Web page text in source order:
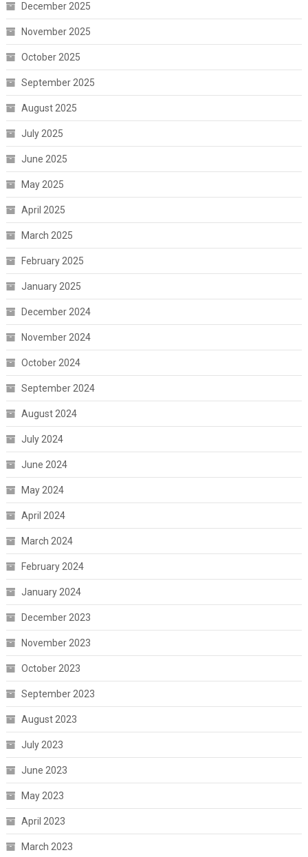
December 2025
November 2025
October 2025
September 2025
August 2025
July 2025
June 2025
May 2025
April 2025
March 2025
February 2025
January 2025
December 2024
November 2024
October 2024
September 2024
August 2024
July 2024
June 2024
May 2024
April 2024
March 2024
February 2024
January 2024
December 2023
November 2023
October 2023
September 2023
August 2023
July 2023
June 2023
May 2023
April 2023
March 2023